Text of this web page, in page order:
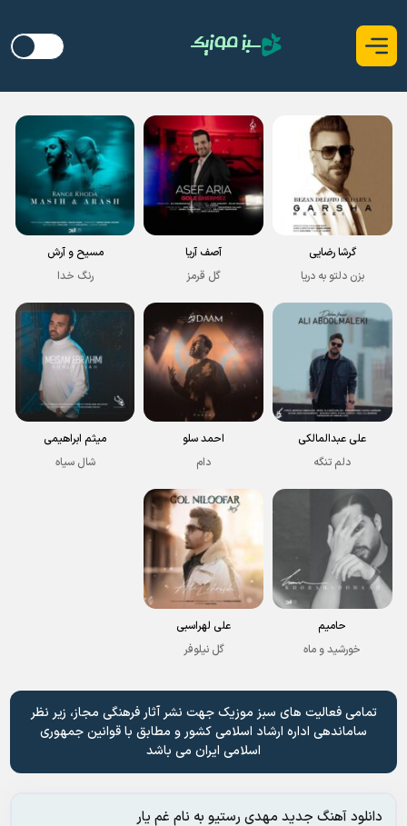
گرشا رضایی
بزن دلتو به دریا
آصف آریا
گل قرمز
مسیح و آرش
رنگ خدا
علی عبدالمالکی
دلم تنگه
احمد سلو
دام
میثم ابراهیمی
شال سیاه
حامیم
خورشید و ماه
علی لهراسبی
گل نیلوفر
تمامی فعالیت های سبز موزیک جهت نشر آثار فرهنگی مجاز، زیر نظر
ساماندهی اداره ارشاد اسلامی کشور و مطابق با قوانین جمهوری
اسلامی ایران می باشد
دانلود آهنگ جدید مهدی رستیو به نام غم یار